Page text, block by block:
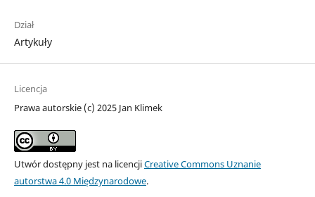
Dział
Artykuły
Licencja
Prawa autorskie (c) 2025 Jan Klimek
Utwór dostępny jest na licencjiCreative Commons Uznanie
autorstwa 4.0 Międzynarodowe.